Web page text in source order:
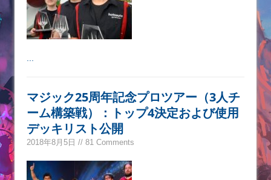
マジック25周年記念プロツアー（3人チ
ーム構築戦）：トップ4決定および使用
デッキリスト公開
2018年8月5日 // 81 Comments